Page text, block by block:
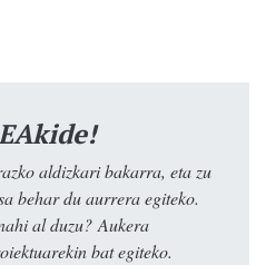
aldizkari bakarra, eta zu
behar du aurrera egiteko.
al duzu? Aukera
bat egiteko.